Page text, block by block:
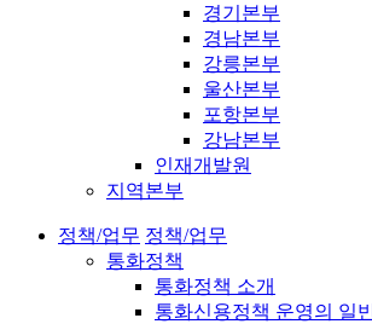
경기본부
경남본부
강릉본부
울산본부
포항본부
강남본부
인재개발원
지역본부
정책/업무 정책/업무
통화정책
통화정책 소개
통화신용정책 운영의 일